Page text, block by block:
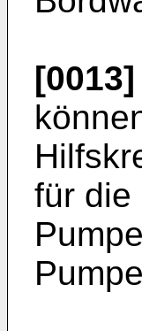
[0013]
für die